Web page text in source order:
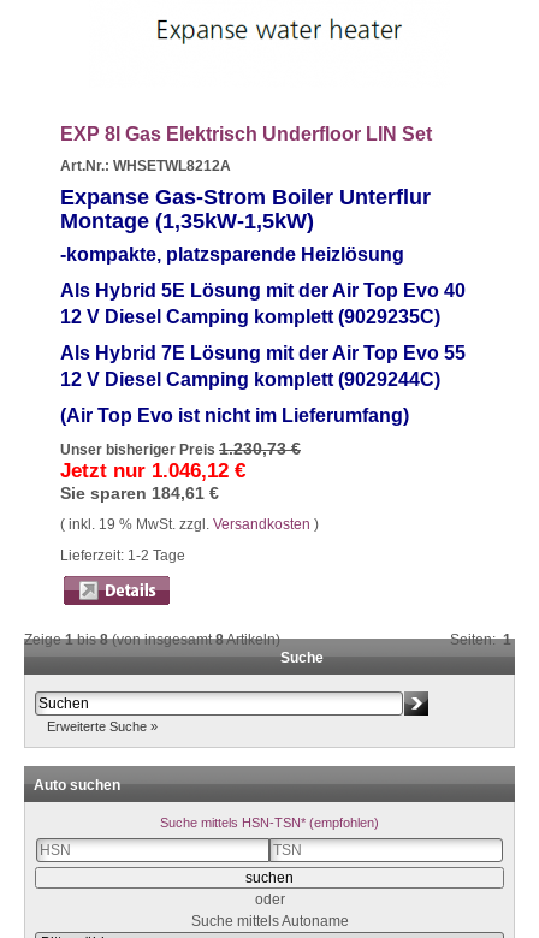
EXP 8l Gas Elektrisch Underfloor LIN Set
Art.Nr.: WHSETWL8212A
Expanse Gas-Strom Boiler Unterflur
Montage (1,35kW-1,5kW)
-kompakte, platzsparende Heizlösung
Als Hybrid 5E Lösung mit der Air Top Evo 40
12 V Diesel Camping komplett (9029235C)
Als Hybrid 7E Lösung mit der Air Top Evo 55
12 V Diesel Camping komplett (9029244C)
(Air Top Evo ist nicht im Lieferumfang)
Unser bisheriger Preis 1.230,73 €
Jetzt nur 1.046,12 €
Sie sparen 184,61 €
( inkl. 19 % MwSt. zzgl. Versandkosten )
Lieferzeit: 1-2 Tage
Zeige1bis8(von insgesamt8Artikeln) Seiten:1
Suche
Erweiterte Suche »
Auto suchen
Suche mittels HSN-TSN* (empfohlen)
oder
Suche mittels Autoname